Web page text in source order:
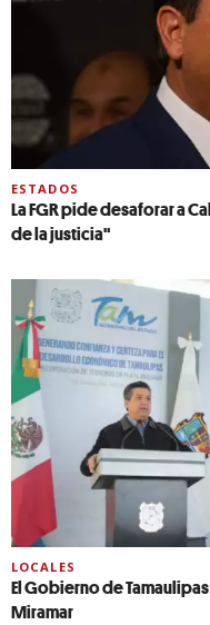
ESTADOS
La FGR pide desaforar a
de la justicia"
LOCALES
El Gobierno de
Miramar